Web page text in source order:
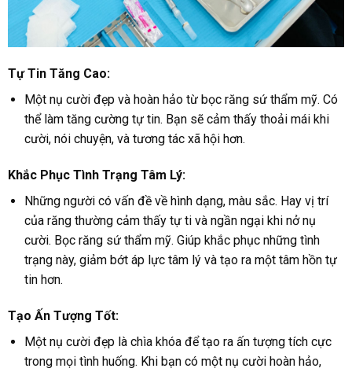
Tự Tin Tăng Cao:
Một nụ cười đẹp và hoàn hảo từ bọc răng sứ thẩm mỹ. Có
thể làm tăng cường tự tin. Bạn sẽ cảm thấy thoải mái khi
cười, nói chuyện, và tương tác xã hội hơn.
Khắc Phục Tình Trạng Tâm Lý:
Những người có vấn đề về hình dạng, màu sắc. Hay vị trí
của răng thường cảm thấy tự ti và ngần ngại khi nở nụ
cười. Bọc răng sứ thẩm mỹ. Giúp khắc phục những tình
trạng này, giảm bớt áp lực tâm lý và tạo ra một tâm hồn tự
tin hơn.
Tạo Ấn Tượng Tốt:
Một nụ cười đẹp là chìa khóa để tạo ra ấn tượng tích cực
trong mọi tình huống. Khi bạn có một nụ cười hoàn hảo,